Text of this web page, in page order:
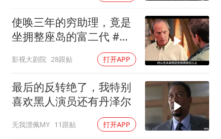
使唤三年的穷助理，竟是
坐拥整座岛的富二代 #电
影视大剧院 28跟贴 打开APP
最后的反转绝了，我特别
喜欢黑人演员还有丹泽尔
无我漂佩MY 11跟贴 打开APP